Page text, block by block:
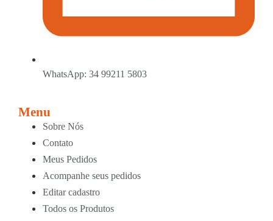
WhatsApp: 34 99211 5803
Menu
Sobre Nós
Contato
Meus Pedidos
Acompanhe seus pedidos
Editar cadastro
Todos os Produtos